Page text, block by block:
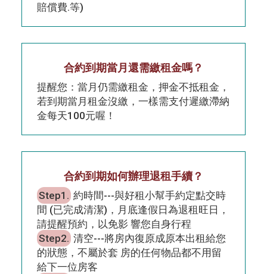
賠償費.等)
合約到期當月還需繳租金嗎？
提醒您：當月仍需繳租金，押金不抵租金，
若到期當月租金沒繳，一樣需支付遲繳滯納
金每天100元喔！
合約到期如何辦理退租手續？
Step1.約時間---與好租小幫手約定點交時
間 (已完成清潔)，月底逢假日為退租旺日，
請提醒預約，以免影 響您自身行程
Step2.清空---將房內復原成原本出租給您
的狀態，不屬於套 房的任何物品都不用留
給下一位房客